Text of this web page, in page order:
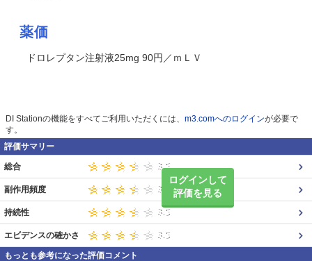
薬価
ドロレプタン注射液25mg 90円／ｍＬＶ
DI Stationの機能をすべてご利用いただくには、 m3.comへのログインが必要で
す。
評価サマリー
ログインして
評価を見る
総合
副作用頻度
持続性
エビデンスの確かさ
もっとも参考になった評価コメント